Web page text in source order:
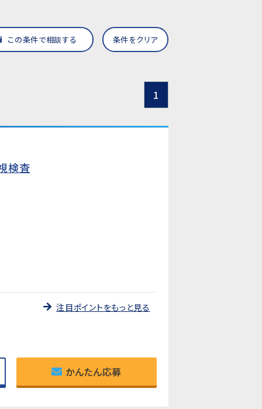
この条件で相談する 条件をクリア
1
検査
注目ポイントをもっと見る
かんたん応募